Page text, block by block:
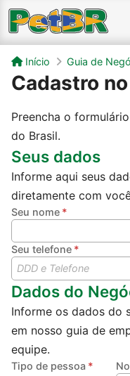
Início Guia de
Cadastro
Preencha o
do Brasil.
Seus dados
Informe aqui seus
diretamente com
Seu nome
Seu telefone
Dados do
Informe os dados do
em nosso guia de
equipe.
Tipo de pessoa